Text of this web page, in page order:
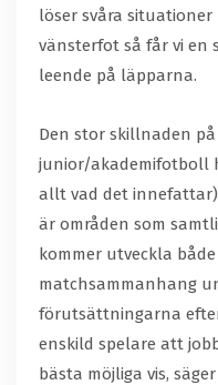
löser svåra situationer
vänsterfot så får vi en
leende på läpparna.
Den stor skillnaden
junior/akademifotboll
allt vad det innefattar)
är områden som
kommer utveckla
matchsammanhang
förutsättningarna
enskild spelare att
bästa möjliga vis,